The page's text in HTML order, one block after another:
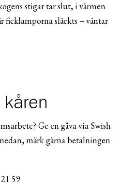
stigar tar slut, i värmen
ficklamporna släckts – väntar
Ge en gåva via Swish
märk gärna betalningen
59